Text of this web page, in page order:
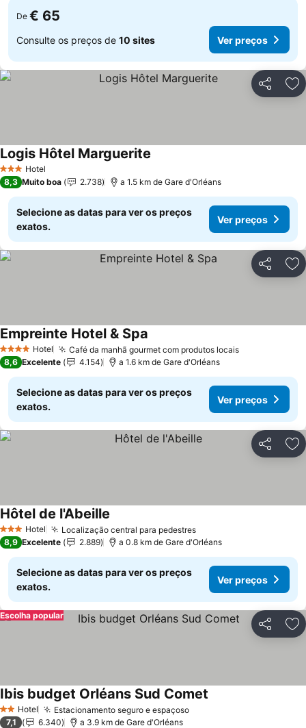
De € 65
Consulte os preços de 10 sites Ver preços
Partilhar
3 EstrelasHotel
Logis Hôtel Marguerite
8,3 Muito boa 2.738 a 1.5 km de Gare d'Orléans
Selecione as datas para ver os preços
exatos.
Ver preços
Partilhar
4 EstrelasHotel Café da manhã gourmet com produtos locais
Empreinte Hotel & Spa
8,6 Excelente 4.154 a 1.6 km de Gare d'Orléans
Selecione as datas para ver os preços
exatos.
Ver preços
Partilhar
3 EstrelasHotel Localização central para pedestres
Hôtel de l'Abeille
8,9 Excelente 2.889 a 0.8 km de Gare d'Orléans
Selecione as datas para ver os preços
exatos.
Ver preços
Partilhar
Escolha popular
2 Estrelas
Hotel Estacionamento seguro e espaçoso
Ibis budget Orléans Sud Comet
7,1 6.340 a 3.9 km de Gare d'Orléans